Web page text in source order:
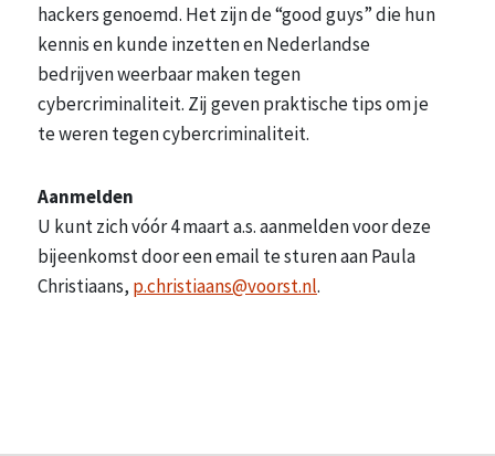
hackers genoemd. Het zijn de “good guys” die hun
kennis en kunde inzetten en Nederlandse
bedrijven weerbaar maken tegen
cybercriminaliteit. Zij geven praktische tips om je
te weren tegen cybercriminaliteit.
Aanmelden
U kunt zich vóór 4 maart a.s. aanmelden voor deze
bijeenkomst door een email te sturen aan Paula
Christiaans, p.christiaans@voorst.nl.